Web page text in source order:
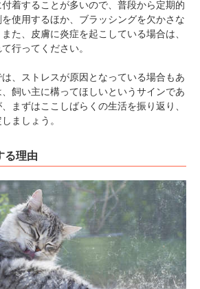
着することが多いので、普段から定期的
使用するほか、ブラッシングを欠かさな
た、皮膚に炎症を起こしている場合は、
行ってください。
、ストレスが原因となっている場合もあ
飼い主に構ってほしいというサインであ
まずはここしばらくの生活を振り返り、
ましょう。
る理由
ォロー
pecocats
ねこ部をフォロー
プリをダウンロードする